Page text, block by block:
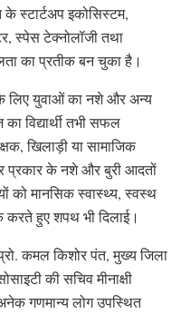
स्टार्टअप इकोसिस्टम,
स्पेस टेक्नोलॉजी तथा
का प्रतीक बन चुका है।
के लिए युवाओं का नशे और अन्य
विद्यार्थी तभी सफल
खिलाड़ी या सामाजिक
प्रकार के नशे और बुरी आदतों
को मानसिक स्वास्थ्य, स्वस्थ
हुए शपथ भी दिलाई।
कमल किशोर पंत, मुख्य जिला
की सचिव मीनाक्षी
गणमान्य लोग उपस्थित